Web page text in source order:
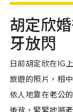
胡定欣
牙放閃
日前胡定欣在IG
旅遊的照片，相
依人地靠在老公